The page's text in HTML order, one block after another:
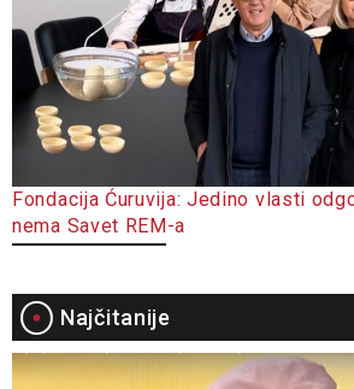
Fondacija Ćuruvija: Jedino vlasti
nema Savet REM-a
Najčitanije